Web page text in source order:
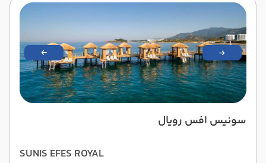
سونیس افس رویال
SUNIS EFES ROYAL